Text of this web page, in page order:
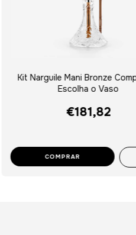
Kit Narguile Mani Bronze
Escolha o Vaso
€181,82
COMPRAR